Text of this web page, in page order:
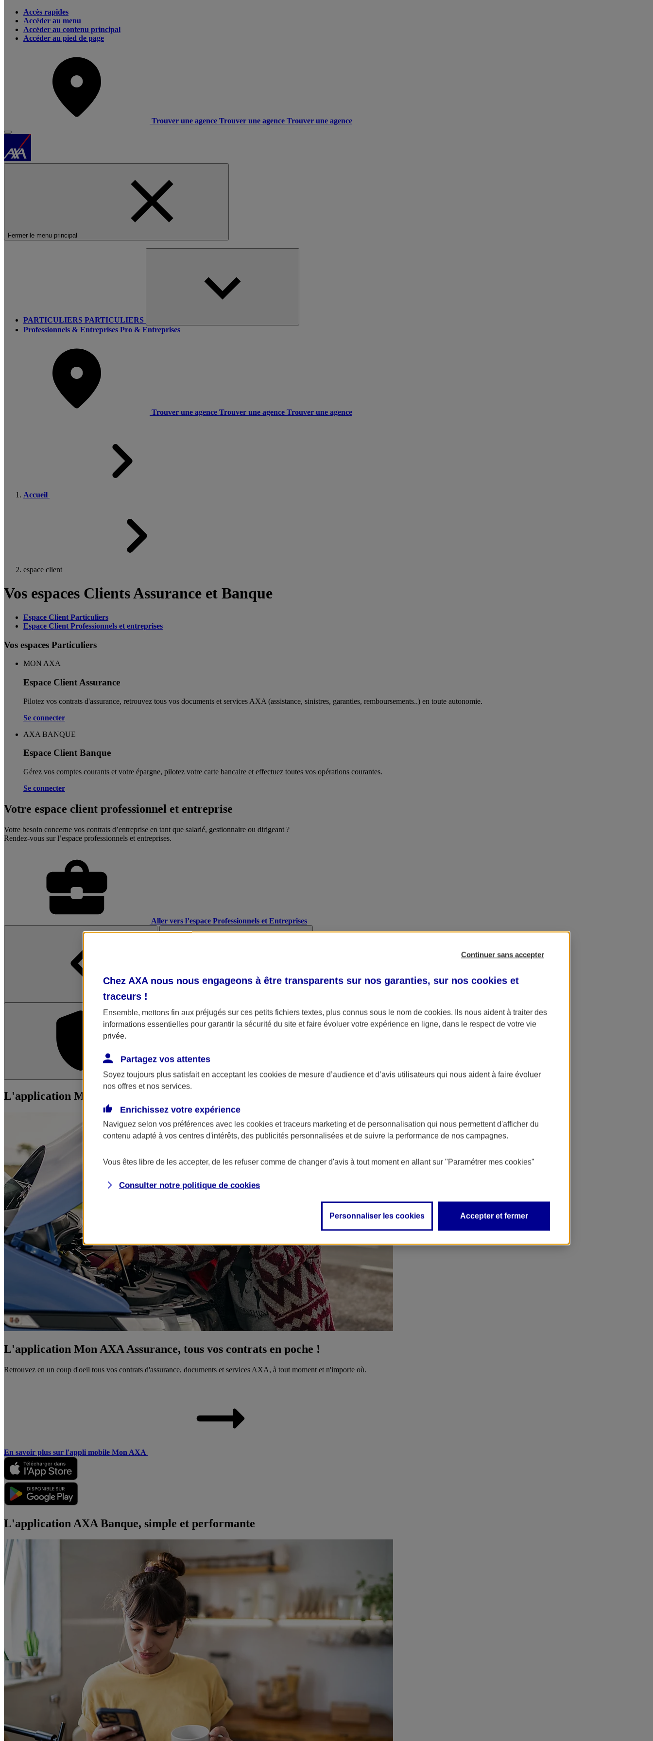
Accès rapides
Accéder au menu
Accéder au contenu principal
Accéder au pied de page
Trouver une agence Trouver une agence Trouver une agence
Fermer le menu principal
PARTICULIERS PARTICULIERS
Professionnels & Entreprises Pro & Entreprises
Trouver une agence Trouver une agence Trouver une agence
Accueil
espace client
Vos espaces Clients Assurance et Banque
Espace Client Particuliers
Espace Client Professionnels et entreprises
Vos espaces Particuliers
MON AXA
Espace Client Assurance
Pilotez vos contrats d'assurance, retrouvez tous vos documents et services AXA (assistance, sinistres, garanties, remboursements..) en toute autonomie. ​
Se connecter
AXA BANQUE
Espace Client Banque
Gérez vos comptes courants et votre épargne, pilotez votre carte bancaire et effectuez toutes vos opérations courantes.
Se connecter
Votre espace client professionnel et entreprise
Votre besoin concerne vos contrats d’entreprise en tant que salarié, gestionnaire ou dirigeant ?
Rendez-vous sur l’espace professionnels et entreprises.
Aller vers l’espace Professionnels et Entreprises
L'application Mon AXA Assurance L'application AXA Banque
L'application Mon AXA Assurance, tous vos contrats en poche !
L'application Mon AXA Assurance, tous vos contrats en poche !
Retrouvez en un coup d'oeil tous vos contrats d'assurance, documents et services AXA, à tout moment et n'importe où.
En savoir plus sur l'appli mobile Mon AXA
L'application AXA Banque, simple et performante
Continuer sans accepter
Chez AXA nous nous engageons à être transparents sur nos garanties, sur nos cookies et
traceurs !
Ensemble, mettons fin aux préjugés sur ces petits fichiers textes, plus connus sous le nom de cookies. Ils nous aident à traiter des
informations essentielles pour garantir la sécurité du site et faire évoluer votre expérience en ligne, dans le respect de votre vie
privée.
Partagez vos attentes
Soyez toujours plus satisfait en acceptant les cookies de mesure d’audience et d’avis utilisateurs qui nous aident à faire évoluer
nos offres et nos services.
Enrichissez votre expérience
Naviguez selon vos préférences avec les cookies et traceurs marketing et de personnalisation qui nous permettent d'afficher du
contenu adapté à vos centres d'intérêts, des publicités personnalisées et de suivre la performance de nos campagnes.
Vous êtes libre de les accepter, de les refuser comme de changer d'avis à tout moment en allant sur "Paramétrer mes cookies"
Consulter notre politique de cookies
Personnaliser les cookies Accepter et fermer